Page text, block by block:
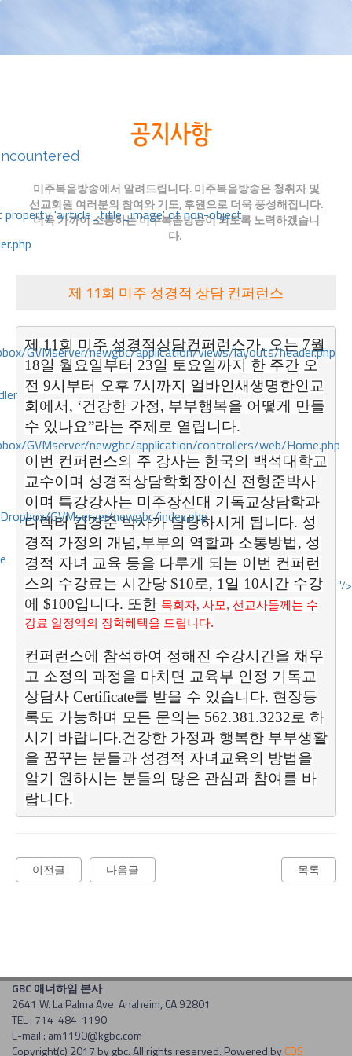
property 'airticle_title_image' of non-object
GVMserver/newgbc/application/views/layouts/header.php
GVMserver/newgbc/application/controllers/web/Home.php
GVMserver/newgbc/index.php
"/>
미주복음방송에서 알려드립니다. 미주복음방송은 청취자 및
선교회원 여러분의 참여와 기도, 후원으로 더욱 풍성해집니다.
더욱 가까이 소통하는 미주복음방송이 되도록 노력하겠습니
다.
제 11회 미주 성경적 상담 컨퍼런스
제 11회 미주 성경적상담컨퍼런스가, 오는 7월
18일 월요일부터 23일 토요일까지 한 주간 오
전 9시부터 오후 7시까지 얼바인새생명한인교
회에서, ‘건강한 가정, 부부행복을 어떻게 만들
수 있나요”라는 주제로 열립니다.
이번 컨퍼런스의 주 강사는 한국의 백석대학교
교수이며 성경적상담학회장이신 전형준박사
이며 특강강사는 미주장신대 기독교상담학과
디렉터 김경준 박사가 담당하시게 됩니다. 성
경적 가정의 개념,부부의 역할과 소통방법, 성
경적 자녀 교육 등을 다루게 되는 이번 컨퍼런
스의 수강료는 시간당 $10로, 1일 10시간 수강
에 $100입니다. 또한 목회자, 사모, 선교사들께는 수
강료 일정액의 장학혜택을 드립니다.
컨퍼런스에 참석하여 정해진 수강시간을 채우
고 소정의 과정을 마치면 교육부 인정 기독교
상담사 Certificate를 받을 수 있습니다. 현장등
록도 가능하며 모든 문의는 562.381.3232로 하
시기 바랍니다.건강한 가정과 행복한 부부생활
을 꿈꾸는 분들과 성경적 자녀교육의 방법을
알기 원하시는 분들의 많은 관심과 참여를 바
랍니다.
다음글
이전글 목록
GBC 애너하임 본사
2641 W. La Palma Ave. Anaheim, CA 92801
TEL : 714-484-1190
E-mail : am1190@kgbc.com
Copyright(c) 2017 by gbc. All rights reserved. Powered byCDS